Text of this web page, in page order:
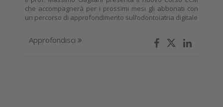
che accompagnerà per i prossimi mesi gli abbonati con
un percorso di approfondimento sull’odontoiatria digitale
Approfondisci